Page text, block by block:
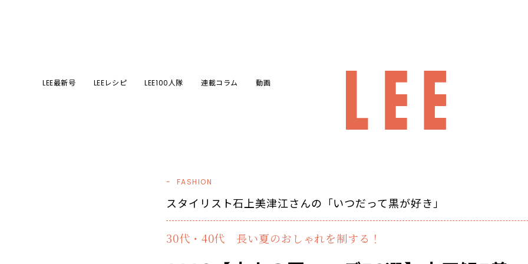
LEE最新号 LEEレシピ LEE100人隊 連載コラム 動画
FASHION
スタイリスト石上美津江さんの「いつだって黒が好き」
30代・40代 長い夏のおしゃれを制する！